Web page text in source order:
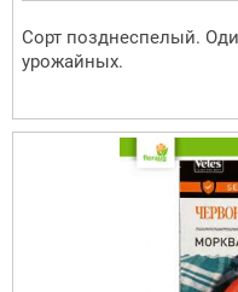
Сорт позднеспелый.
урожайных.